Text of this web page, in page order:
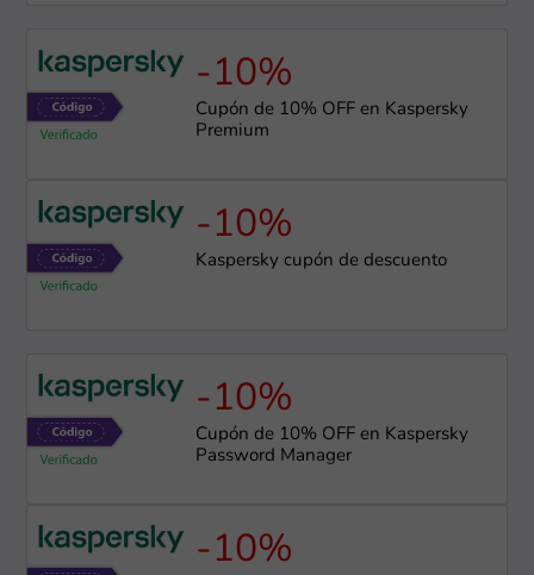
-10%
Cupón de 10% OFF en Kaspersky
Premium
-10%
Kaspersky cupón de descuento
-10%
Cupón de 10% OFF en Kaspersky
Password Manager
-10%